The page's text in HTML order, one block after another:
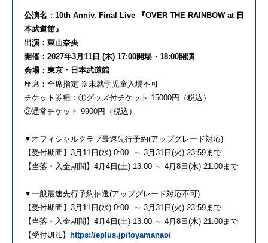
公演名：10th Anniv. Final Live 『OVER THE RAINBOW at 日
本武道館』
出演：東山奈央
開催：2027年3月11日 (木) 17:00開場・18:00開演
会場：東京・日本武道館
座席：全席指定 ※未就学児童入場不可
チケット券種：①グッズ付チケット 15000円（税込）
②通常チケット 9900円（税込）
▼オフィシャルクラブ最速先行予約(アップグレード対応)
【受付期間】3月11日(水) 0:00 ～ 3月31日(火) 23:59まで
【当落・入金期間】4月4日(土) 13:00 ～ 4月8日(水) 21:00まで
▼一般最速先行予約抽選(アップグレード対応不可)
【受付期間】3月11日(水) 0:00 ～ 3月31日(火) 23:59まで
【当落・入金期間】4月4日(土) 13:00 ～ 4月8日(水) 21:00まで
【受付URL】
https://eplus.jp/toyamanao/